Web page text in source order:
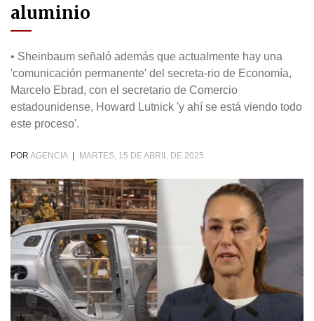
aluminio
• Sheinbaum señaló además que actualmente hay una
'comunicación permanente' del secreta-rio de Economía,
Marcelo Ebrad, con el secretario de Comercio
estadounidense, Howard Lutnick 'y ahí se está viendo todo
este proceso'.
POR AGENCIA MARTES, 15 DE ABRIL DE 2025.